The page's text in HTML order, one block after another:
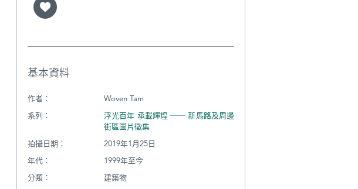
基本資料
作者：
Woven Tam
系列：
浮光百年 承載輝煌 ── 新馬路及周邊
街區圖片徵集
拍攝日期：
2019年1月25日
年代：
1999年至今
分類：
建築物